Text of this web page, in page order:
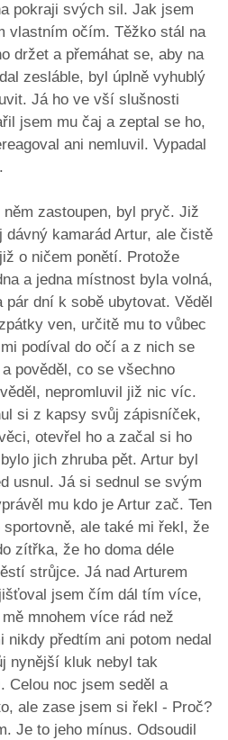
pokraji svých sil. Jak jsem
vlastním očím. Těžko stál na
držet a přemáhat se, aby na
zesláble, byl úplně vyhublý
Já ho ve vší slušnosti
jsem mu čaj a zeptal se ho,
ani nemluvil. Vypadal
zastoupen, byl pryč. Již
dávný kamarád Artur, ale čistě
o ničem ponětí. Protože
a jedna místnost byla volná,
pár dní k sobě ubytovat. Věděl
ven, určitě mu to vůbec
podíval do očí a z nich se
pověděl, co se všechno
nepromluvil již nic víc.
si z kapsy svůj zápisníček,
otevřel ho a začal si ho
jich zhruba pět. Artur byl
usnul. Já si sednul se svým
mu kdo je Artur zač. Ten
ale také mi řekl, že
zítřka, že ho doma déle
strůjce. Já nad Arturem
jsem čím dál tím více,
mnohem více rád než
předtím ani potom nedal
nynější kluk nebyl tak
Celou noc jsem seděl a
ale zase jsem si řekl - Proč?
Je to jeho mínus. Odsoudil